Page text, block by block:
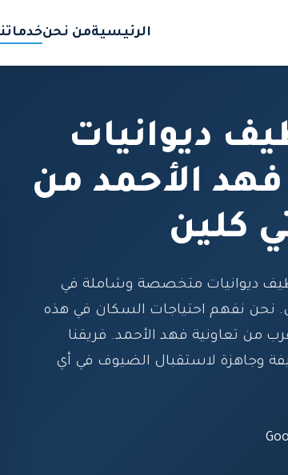
الرئيسيةمن نحن
ديوانيات
الأحمد من
كلين
ديوانيات متخصصة وشاملة في
نحن نفهم احتياجات السكان في هذه
من تعاونية فهد الأحمد. فريقنا
وجاهزة لاستقبال الضيوف في أي